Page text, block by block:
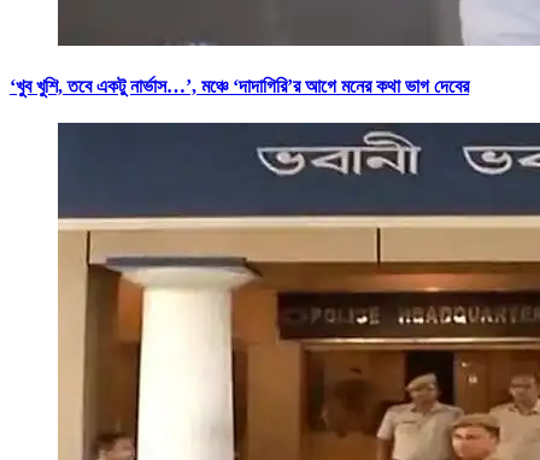
‘খুব খুশি, তবে একটু নার্ভাস…’, মঞ্চে ‘দাদাগিরি’র আগে মনের কথা ভাগ দেবের